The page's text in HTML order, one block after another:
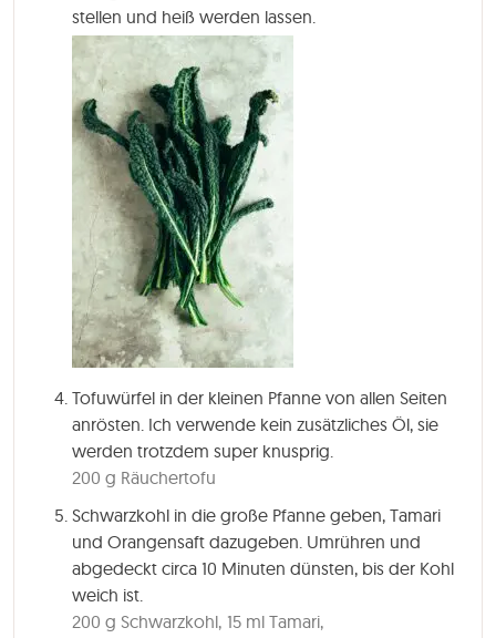
stellen und heiß werden lassen.
Tofuwürfel in der kleinen Pfanne von allen Seiten
anrösten. Ich verwende kein zusätzliches Öl, sie
werden trotzdem super knusprig.
200 g Räuchertofu
Schwarzkohl in die große Pfanne geben, Tamari
und Orangensaft dazugeben. Umrühren und
abgedeckt circa 10 Minuten dünsten, bis der Kohl
weich ist.
200 g Schwarzkohl, 15 ml Tamari,